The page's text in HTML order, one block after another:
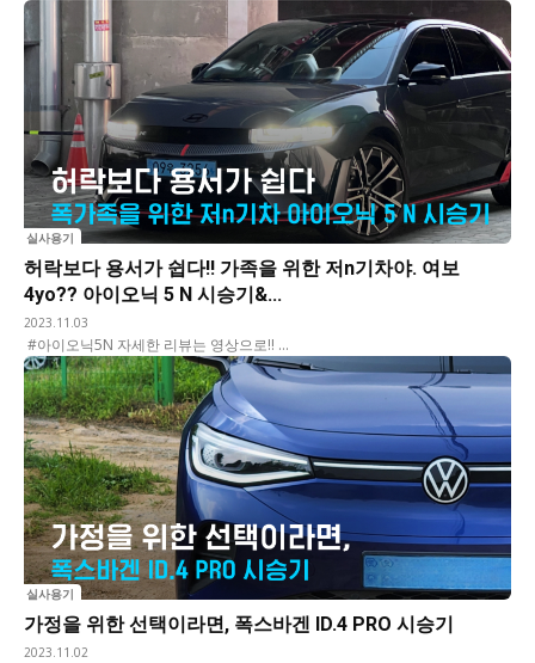
실사용기
허락보다 용서가 쉽다!! 가족을 위한 저n기차야. 여보
4yo?? 아이오닉 5 N 시승기&...
2023.11.03
#아이오닉5N 자세한 리뷰는 영상으로!! ...
실사용기
가정을 위한 선택이라면, 폭스바겐 ID.4 PRO 시승기
2023.11.02